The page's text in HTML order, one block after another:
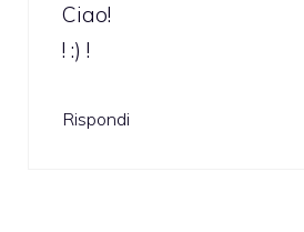
Ciao!
! :) !
Rispondi